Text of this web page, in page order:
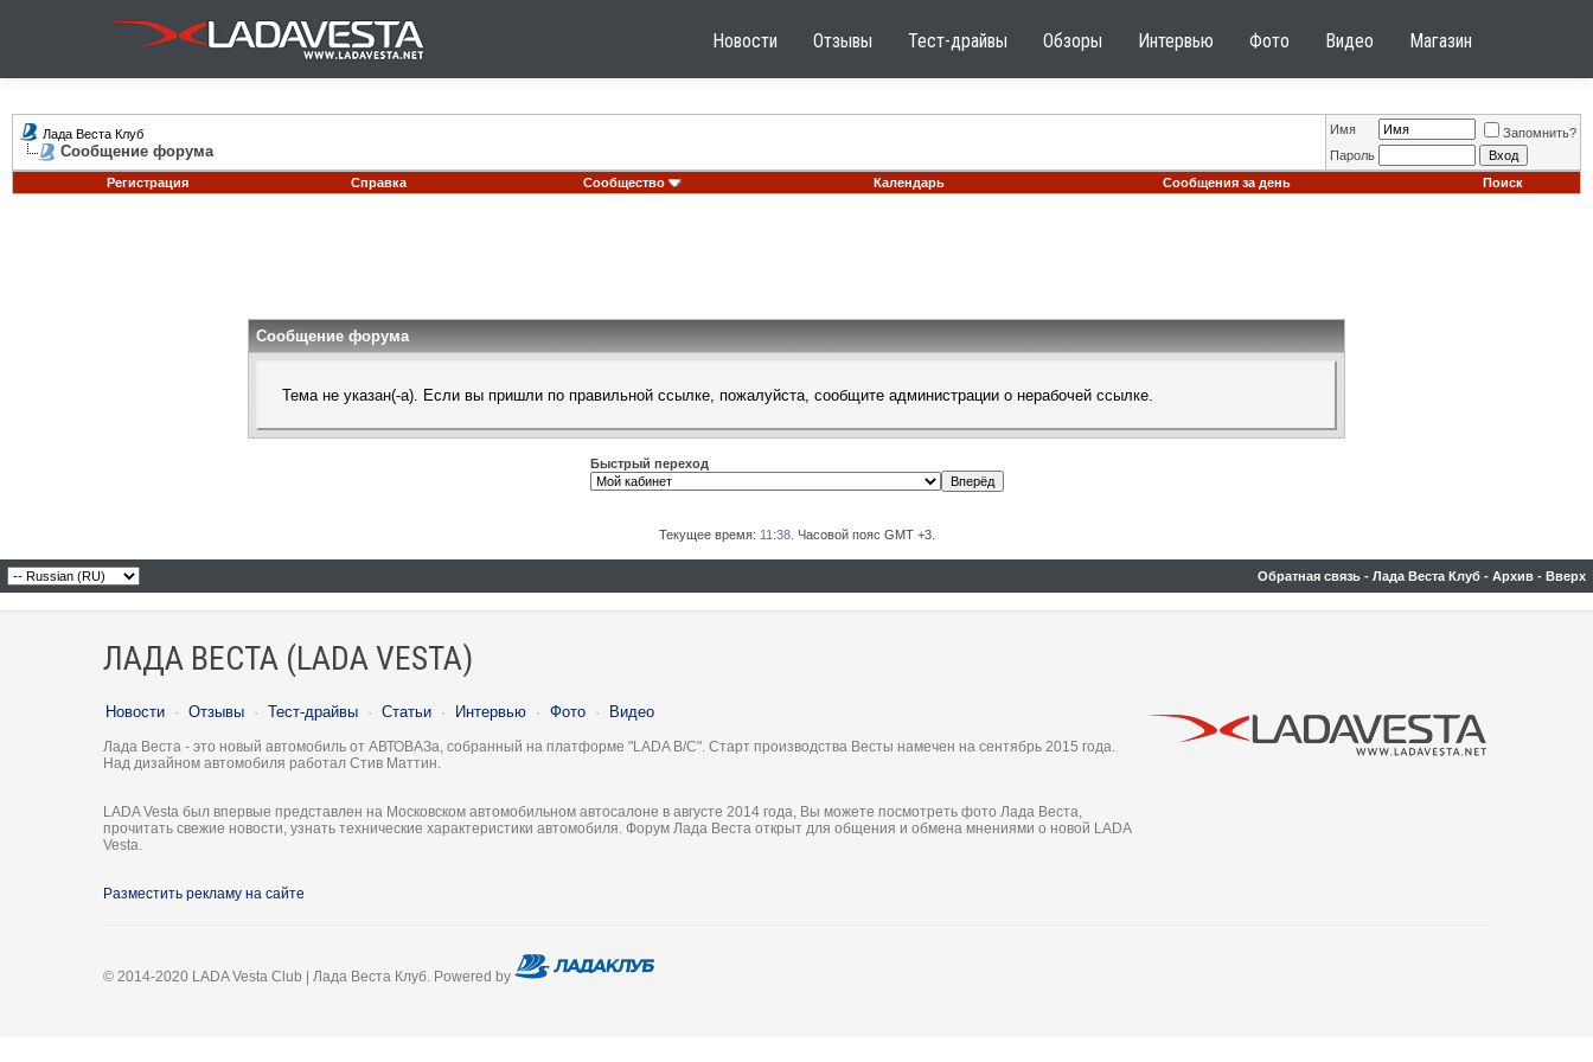
Новости Отзывы Тест-драйвы Обзоры Интервью Фото Видео Магазин
Лада Веста Клуб
Сообщение форума
Имя
Запомнить?
Пароль
Регистрация
Справка Сообщество Календарь Сообщения за день Поиск
Сообщение форума
Тема не указан(-а). Если вы пришли по правильной ссылке, пожалуйста, сообщите администрации о нерабочей ссылке.
Быстрый переход
Текущее время: 11:38. Часовой пояс GMT +3.
Обратная связь - Лада Веста Клуб - Архив - Вверх
ЛАДА ВЕСТА (LADA VESTA)
Новости · Отзывы · Тест-драйвы · Статьи · Интервью · Фото · Видео
Лада Веста - это новый автомобиль от АВТОВАЗа, собранный на платформе "LADA B/C". Старт производства Весты намечен на сентябрь 2015 года.
Над дизайном автомобиля работал Стив Маттин.
LADA Vesta был впервые представлен на Московском автомобильном автосалоне в августе 2014 года, Вы можете посмотреть фото Лада Веста,
прочитать свежие новости, узнать технические характеристики автомобиля. Форум Лада Веста открыт для общения и обмена мнениями о новой LADA
Vesta.
Разместить рекламу на сайте
© 2014-2020 LADA Vesta Club | Лада Веста Клуб. Powered by